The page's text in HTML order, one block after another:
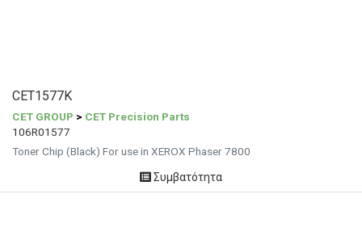
CET1577K
CET GROUP > CET Precision Parts
106R01577
Toner Chip (Black) For use in XEROX Phaser 7800
Συμβατότητα